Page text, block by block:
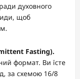
духовного
щоб
Fasting).
формат. Ви їсте
за схемою 16/8